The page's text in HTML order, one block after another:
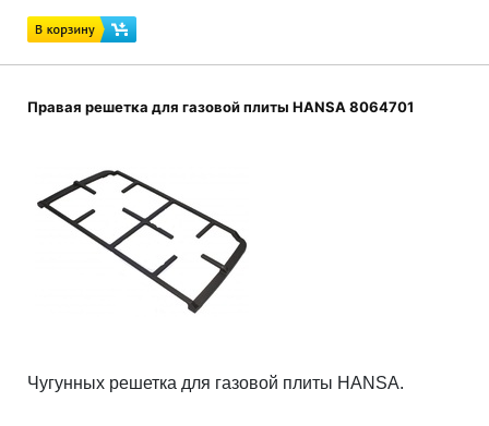
Правая решетка для газовой плиты HANSA 8064701
Чугунных решетка для газовой плиты HANSA.